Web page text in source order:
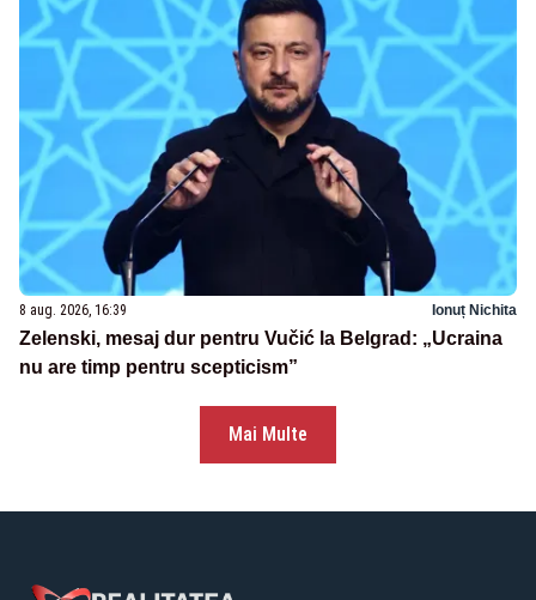
8 aug. 2026, 16:39 Ionuț Nichita
Zelenski, mesaj dur pentru Vučić la Belgrad: „Ucraina
nu are timp pentru scepticism”
Mai Multe